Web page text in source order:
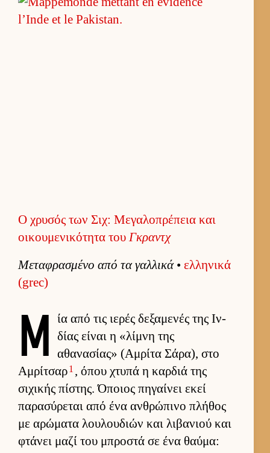
Ο χρυσός των Σιχ: Μεγαλοπρέπεια και
οικουμενικότητα του Γκραντχ
Μεταφρασμένο από τα γαλ­λικά• ελ­ληνικά
(grec)
Μ ία από τις ιε­ρές δεξαμενές της Ιν­
δίας εί­ναι η «λίμνη της
αθανασίας» (Αμ­ρίτα Σάρα), στο
Αμ­ρίτσαρ1 , όπου χτυπά η καρ­διά της
σιχικής πίστης. Όποιος πηγαί­νει εκεί
παρασύρεται από ένα αν­θρώπινο πλήθος
με αρώματα λου­λου­διών και λιβανιού και
φτάνει μαζί του μπροστά σε ένα θαύ­μα: